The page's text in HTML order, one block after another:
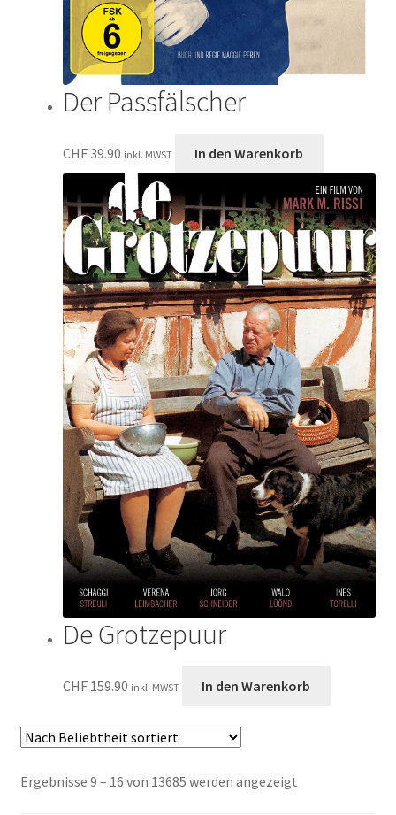
Der Passfälscher
CHF39.90 inkl. MWST In den Warenkorb
De Grotzepuur
CHF159.90 inkl. MWST In den Warenkorb
Ergebnisse 9 – 16 von 13685 werden angezeigtNach